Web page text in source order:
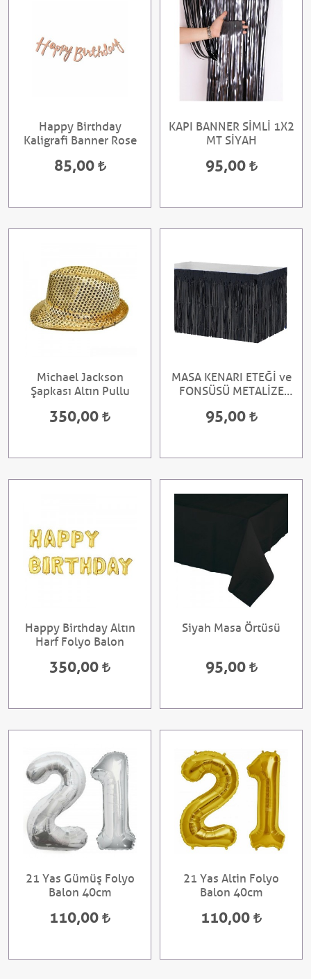
Happy Birthday
Kaligrafi Banner Rose
85,00
KAPI BANNER SİMLİ 1X2
MT SİYAH
95,00
Michael Jackson
Şapkası Altın Pullu
350,00
MASA KENARI ETEĞİ ve
FONSÜSÜ METALİZE
95,00
Happy Birthday Altın
Harf Folyo Balon
350,00
Siyah Masa Örtüsü
95,00
21 Yas Gümüş Folyo
Balon 40cm
110,00
21 Yas Altin Folyo
Balon 40cm
110,00